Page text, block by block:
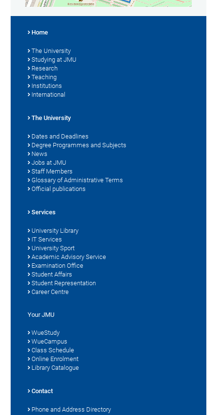
Home
The University
Studying at JMU
Research
Teaching
Institutions
International
The University
Dates and Deadlines
Degree Programmes and Subjects
News
Jobs at JMU
Staff Members
Glossary of Administrative Terms
Official publications
Services
University Library
IT Services
University Sport
Academic Advisory Service
Examination Office
Student Affairs
Student Representation
Career Centre
Your JMU
WueStudy
WueCampus
Class Schedule
Online Enrolment
Library Catalogue
Contact
Phone and Address Directory